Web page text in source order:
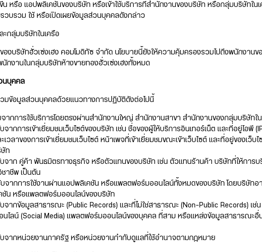
หรือ แอปพลิเคชันของบริษัท หรือเข้าใช้บริการที่สำนักงานของบริษัท หรือกลุ่มบริษัทใน
วบรวม ใช้ หรือเปิดเผยข้อมูลส่วนบุคคลดังกล่าว
กลุ่มบริษัทในเครือ
งบริษัทฮั่วเซ่งเฮง คอมโมดิทัซ จำกัด นโยบายนี้ยังให้ความคุ้มครองรวมไปถึงพนักงานขอ
กงานในกลุ่มบริษัทห้างขายทองฮั่วเซ่งเฮงทั้งหมด
นบุคคล
มข้อมูลส่วนบุคคลด้วยแนวทางการปฏิบัติดังต่อไปนี้
จากการใช้บริการโดยตรงผ่านสำนักงานใหญ่ สำนักงานสาขา สำนักงานของกลุ่มบริษัทใน
ากการเข้าเยี่ยมชมเว็บไซต์ของบริษัท เช่น ชื่อของผู้ให้บริการอินเทอร์เน็ต และที่อยู่ไอพี
เวลาของการเข้าเยี่ยมชมเว็บไซต์ หน้าเพจที่เข้าเยี่ยมชมขณะเข้าเว็บไซต์ และที่อยู่ของเว็บไ
ษัท
จาก คู่ค้า พันธมิตรทางธุรกิจ หรือตัวแทนของบริษัท เช่น ตัวแทนร้านค้า บริษัทที่ให้การบ
าชีพ เป็นต้น
จากการใช้งานผ่านแอปพลิเคชัน หรือแพลตฟอร์มออนไลน์ทั้งหมดของบริษัท โดยบริษัทอ
ชัน หรือแพลตฟอร์มออนไลน์ของบริษัท
จากข้อมูลสาธารณะ (Public Records) และที่ไม่ใช่สาธารณะ (Non-Public Records) เช่
นไลน์ (Social Media) แพลตฟอร์มออนไลน์ของบุคคล ที่สาม หรือแหล่งข้อมูลสาธารณะอื่
จากหน่วยงานภาครัฐ หรือหน่วยงานกำกับดูแลที่ใช้อำนาจตามกฎหมาย